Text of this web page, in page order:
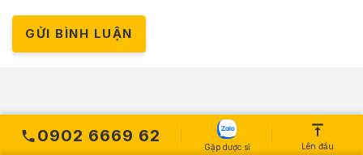
GỬI BÌNH LUẬN
0902 6669 62
Gặp dược sĩ Lên đầu
HỆ THỐNG CỬA HÀNG